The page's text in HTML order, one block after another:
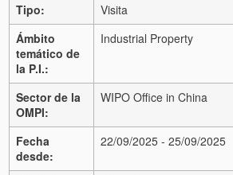
Tipo:
Visita
Ámbito
temático de
la P.I.:
Industrial Property
Sector de la
OMPI:
WIPO Office in China
Fecha
desde:
22/09/2025 - 25/09/2025